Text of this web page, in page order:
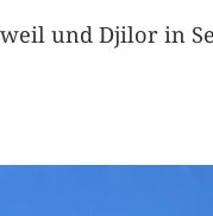
und Djilor in